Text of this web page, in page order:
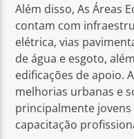
Além disso, As Áreas
contam com
elétrica, vias
de água e esgoto,
edificações de apoio.
melhorias urbanas e
principalmente
capacitação